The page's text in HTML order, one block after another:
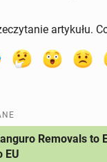
artykułu.
Removals to
EU